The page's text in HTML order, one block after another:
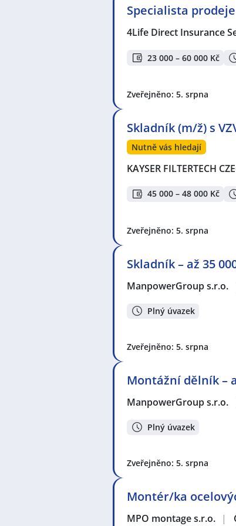
Specialista prodeje
4Life Direct Insurance
23 000 – 60 000 Kč
Zveřejněno: 5. srpna
Skladník (m/ž) s
Nutně vás hledají
KAYSER FILTERTECH
45 000 – 48 000 Kč
Zveřejněno: 5. srpna
Skladník – až 35
ManpowerGroup s.r.o.
Plný úvazek
Zveřejněno: 5. srpna
Montážní dělník –
ManpowerGroup s.r.o.
Plný úvazek
Zveřejněno: 5. srpna
Montér/ka
MPO montage s.r.o. |